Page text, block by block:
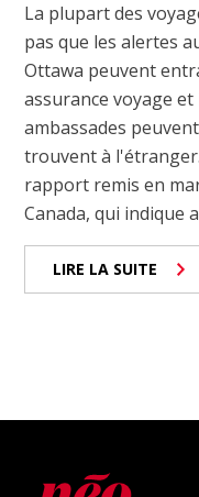
La plupart des
pas que les alertes
Ottawa peuvent
assurance voyage
ambassades
trouvent à
rapport remis en
Canada, qui indique
LIRE LA SUITE